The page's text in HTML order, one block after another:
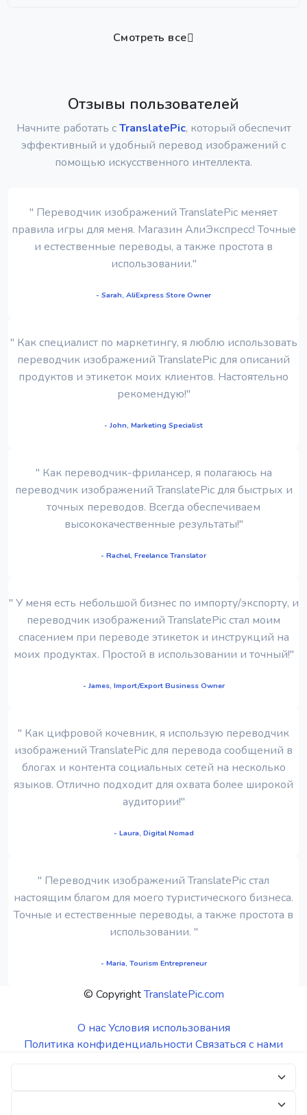
Смотреть все
Отзывы пользователей
Начните работать сTranslatePic, который обеспечит
эффективный и удобный перевод изображений с
помощью искусственного интеллекта.
" Переводчик изображений TranslatePic меняет
правила игры для меня. Магазин АлиЭкспресс! Точные
и естественные переводы, а также простота в
использовании."
- Sarah, AliExpress Store Owner
" Как специалист по маркетингу, я люблю использовать
переводчик изображений TranslatePic для описаний
продуктов и этикеток моих клиентов. Настоятельно
рекомендую!"
- John, Marketing Specialist
" Как переводчик-фрилансер, я полагаюсь на
переводчик изображений TranslatePic для быстрых и
точных переводов. Всегда обеспечиваем
высококачественные результаты!"
- Rachel, Freelance Translator
" У меня есть небольшой бизнес по импорту/экспорту, и
переводчик изображений TranslatePic стал моим
спасением при переводе этикеток и инструкций на
моих продуктах. Простой в использовании и точный!"
- James, Import/Export Business Owner
" Как цифровой кочевник, я использую переводчик
изображений TranslatePic для перевода сообщений в
блогах и контента социальных сетей на несколько
языков. Отлично подходит для охвата более широкой
аудитории!"
- Laura, Digital Nomad
" Переводчик изображений TranslatePic стал
настоящим благом для моего туристического бизнеса.
Точные и естественные переводы, а также простота в
использовании. "
- Maria, Tourism Entrepreneur
© CopyrightTranslatePic.com
О нас Условия использования
Политика конфиденциальности Связаться с нами